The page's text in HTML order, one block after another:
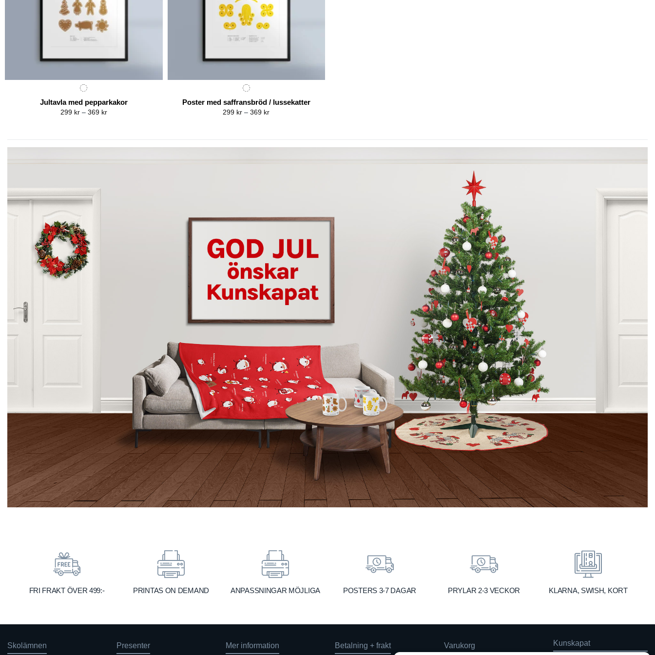
Jultavla med pepparkakor
299 kr – 369 krPrice
Poster med saffransbröd / lussekatter
299 kr – 369 krPrice
FRI FRAKT ÖVER 499:- PRINTAS ON DEMAND ANPASSNINGAR MÖJLIGA POSTERS 3-7 DAGAR PRYLAR 2-3 VECKOR KLARNA, SWISH, KORT
Skolämnen Presenter Mer information Betalning + frakt Varukorg Kunskapat